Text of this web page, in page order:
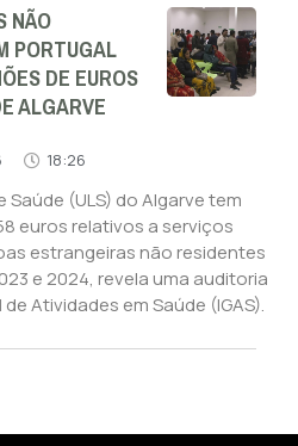
NÃO
PORTUGAL
DE EUROS
ALGARVE
18:26
Saúde (ULS) do Algarve tem
euros relativos a serviços
estrangeiras não residentes
e 2024, revela uma auditoria
Atividades em Saúde (IGAS).